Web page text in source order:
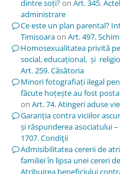
dintre soți?on Art. 345.
administrare
Ce este un plan parental?
Timisoaraon Art. 497.
Homosexualitatea privită
social, educațional, și
Art. 259. Căsătoria
Minori fotografiați ilegal
făcute hoțește au fost
on Art. 74. Atingeri aduse
Garanția contra viciilor
și răspunderea asociatului
1707. Condiţii
Admisibilitatea cererii de
familiei în lipsa unei cereri
Atribuirea beneficiului